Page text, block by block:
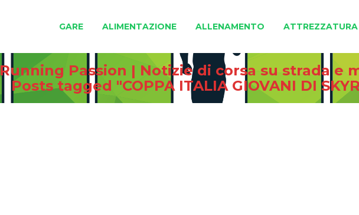
GARE ALIMENTAZIONE ALLENAMENTO ATTREZZATURA
Running Passion | Notizie di corsa su strada e
Posts tagged "COPPA ITALIA GIOVANI DI